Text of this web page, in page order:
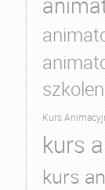
Kurs
kurs
kurs